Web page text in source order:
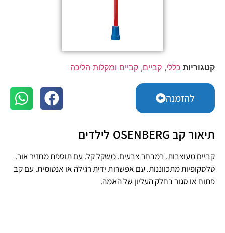
קטגוריות כללי, קביים, קביים ומקלות הליכה
להזמנה
תיאור קב OSENBERG לילדים
קביים מעוצבות. במבחר צבעים. משקל קל. עם תוספת מחזיר אור.
טלסקופיות מתכווננות. עם אפשרות ידית רגילה או אנטומית. עם קב
פתוח או סגור בחלק העליון של האמה.